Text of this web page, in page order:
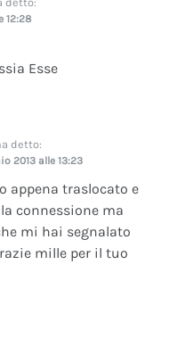
12:28
Esse
detto:
2013 alle 13:23
appena traslocato e
connessione ma
mi hai segnalato
mille per il tuo